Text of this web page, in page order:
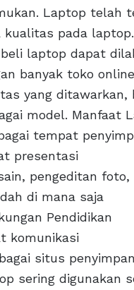
Laptop telah
kualitas pada laptop.
laptop dapat
banyak toko
yang ditawarkan,
model. Manfaat
tempat
presentasi
pengeditan foto,
di mana saja
Pendidikan
komunikasi
situs
sering digunakan